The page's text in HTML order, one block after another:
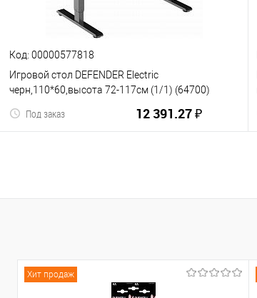
Код: 00000577818
Игровой стол DEFENDER Electric
черн,110*60,высота 72-117см (1/1) (64700)
12 391.27 ₽
Под заказ
Хит продаж